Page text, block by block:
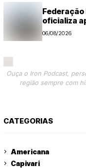
Federação
oficializa
reeleição
06/08/2026
Ouça o Iron Podcast,
região sempre com
CATEGORIAS
Americana
Capivari